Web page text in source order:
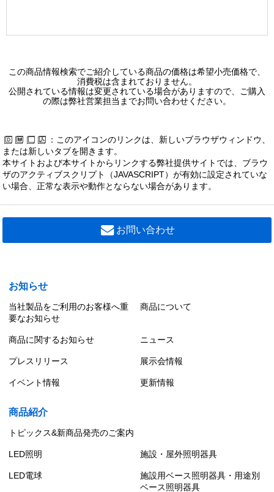
この商品情報検索でご紹介している商品の価格は希望小売価格で、
消費税は含まれておりません。
公開されている情報は変更されている場合がありますので、ご購入
の際は弊社営業担当までお問い合わせください。
：このアイコンのリンクは、新しいブラウザウィンドウ、
または新しいタブを開きます。
本サイトおよび本サイトからリンクする弊社提供サイトでは、ブラウ
ザのアクティブスクリプト（JAVASCRIPT）が有効に設定されていな
い場合、正常な表示や動作とならない場合があります。
お問い合わせ
お知らせ
当社製品をご利用のお客様へ重
要なお知らせ
商品について
商品に関するお知らせ ニュース
プレスリリース 展示会情報
イベント情報 更新情報
商品紹介
トピックス&新商品発売のご案内
LED照明 施設・屋外照明器具
LED電球
施設用ベース照明器具・用途別
ベース照明器具